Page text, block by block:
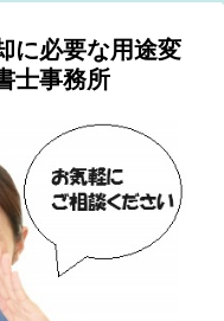
に必要な用途変
士事務所